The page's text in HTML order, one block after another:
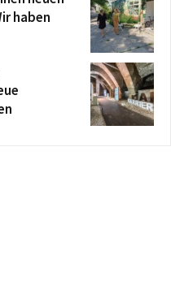
haben